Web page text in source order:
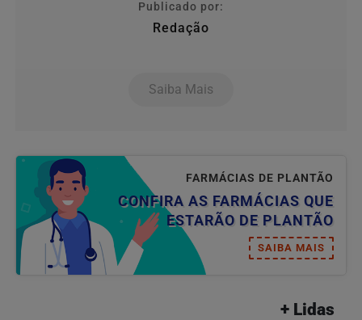
Publicado por:
Redação
Saiba Mais
FARMÁCIAS DE PLANTÃO
CONFIRA AS FARMÁCIAS QUE
ESTARÃO DE PLANTÃO
SAIBA MAIS
+ Lidas